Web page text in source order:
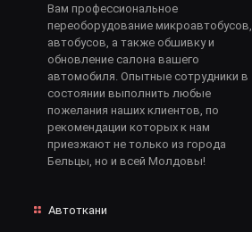
Вам профессиональное
переоборудование микроавтобусов,
автобусов, а также обшивку и
обновление салона вашего
автомобиля. Опытные сотрудники в
состоянии выполнить любые
пожелания наших клиентов, по
рекомендации которых к нам
приезжают не только из города
Бельцы, но и всей Молдовы!
Автоткани